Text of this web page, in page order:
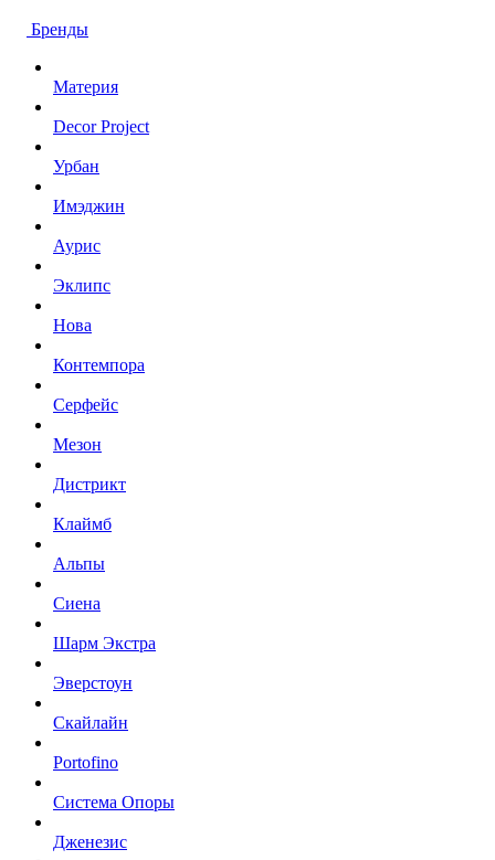
Бренды
Материя
Decor Project
Урбан
Имэджин
Аурис
Эклипс
Нова
Контемпора
Серфейс
Мезон
Дистрикт
Клаймб
Альпы
Сиена
Шарм Экстра
Эверстоун
Скайлайн
Portofino
Система Опоры
Дженезис